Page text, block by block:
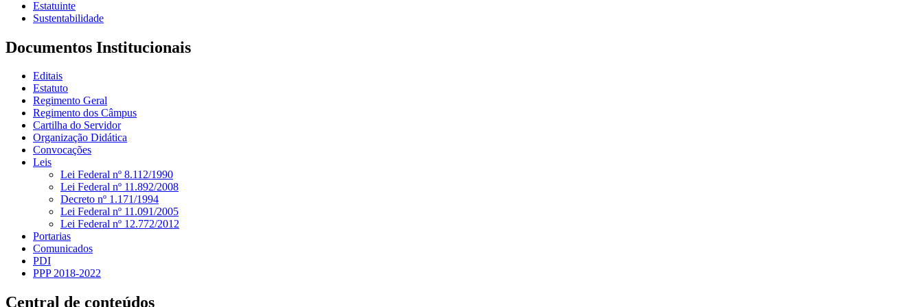
Estatuinte
Sustentabilidade
Documentos Institucionais
Editais
Estatuto
Regimento Geral
Regimento dos Câmpus
Cartilha do Servidor
Organização Didática
Convocações
Leis
Lei Federal nº 8.112/1990
Lei Federal nº 11.892/2008
Decreto nº 1.171/1994
Lei Federal nº 11.091/2005
Lei Federal nº 12.772/2012
Portarias
Comunicados
PDI
PPP 2018-2022
Central de conteúdos